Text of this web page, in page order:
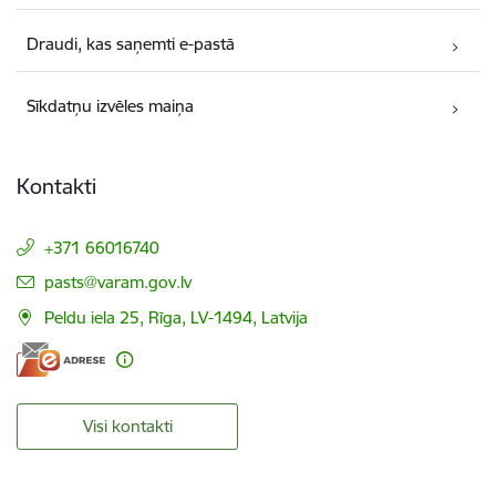
Draudi, kas saņemti e-pastā
Sīkdatņu izvēles maiņa
Kontakti
+371 66016740
E-pasts:
pasts@varam.gov.lv
Peldu iela 25, Rīga, LV-1494, Latvija
Visi kontakti